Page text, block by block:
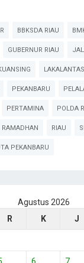
BBKSDA RIAU
GUBERNUR RIAU
LAKALANTAS
PEKANBARU
PERTAMINA POLDA
RAMADHAN RIAU
PEKANBARU
Agustus 2026
R K J